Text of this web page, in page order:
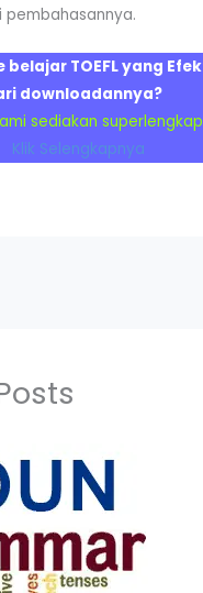
pembahasannya.
TOEFL yang
downloadannya?
sediakan
Klik Selengkapnya